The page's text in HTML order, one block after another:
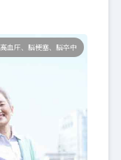
高血圧、脳梗塞、脳卒中